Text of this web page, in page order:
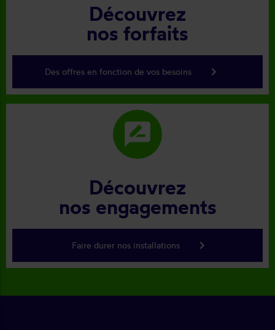
Découvrez
nos forfaits
Des offres en fonction de vos besoins keyboard_arrow_right
rate_review
Découvrez
nos engagements
Faire durer nos installations keyboard_arrow_right